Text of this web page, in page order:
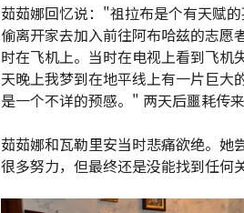
茹茹娜回忆说："祖拉布是个有天赋
偷离开家去加入前往阿布哈兹的志愿
时在飞机上。当时在电视上看到飞机
天晚上我梦到在地平线上有一片巨大
是一个不详的预感。" 两天后噩耗传
茹茹娜和瓦勒里安当时悲痛欲绝。她
很多努力，但最终还是没能找到任何